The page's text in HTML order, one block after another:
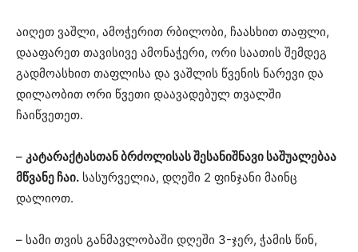
აიღეთ ვაშლი, ამოჭერით რბილობი, ჩაასხით თაფლი,
დააფარეთ თავისივე ამონაჭერი, ორი საათის შემდეგ
გადმოასხით თაფლისა და ვაშლის წვენის ნარევი და
დილაობით ორი წვეთი დაავადებულ თვალში
ჩაიწვეთეთ.
– კატარაქტასთან ბრძოლისას შესანიშნავი საშუალებაა
მწვანე ჩაი. სასურველია, დღეში 2 ფინჯანი მაინც
დალიოთ.
– სამი თვის განმავლობაში დღეში 3-ჯერ, ჭამის წინ,